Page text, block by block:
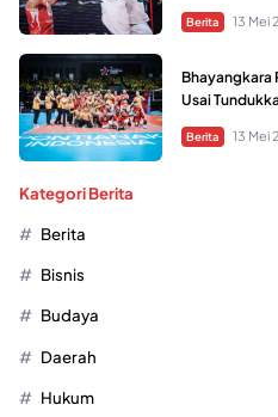
Berita 13 Mei
Bhayangkara
Usai
Berita 13 Mei
Kategori Berita
Berita
Bisnis
Budaya
Daerah
Hukum